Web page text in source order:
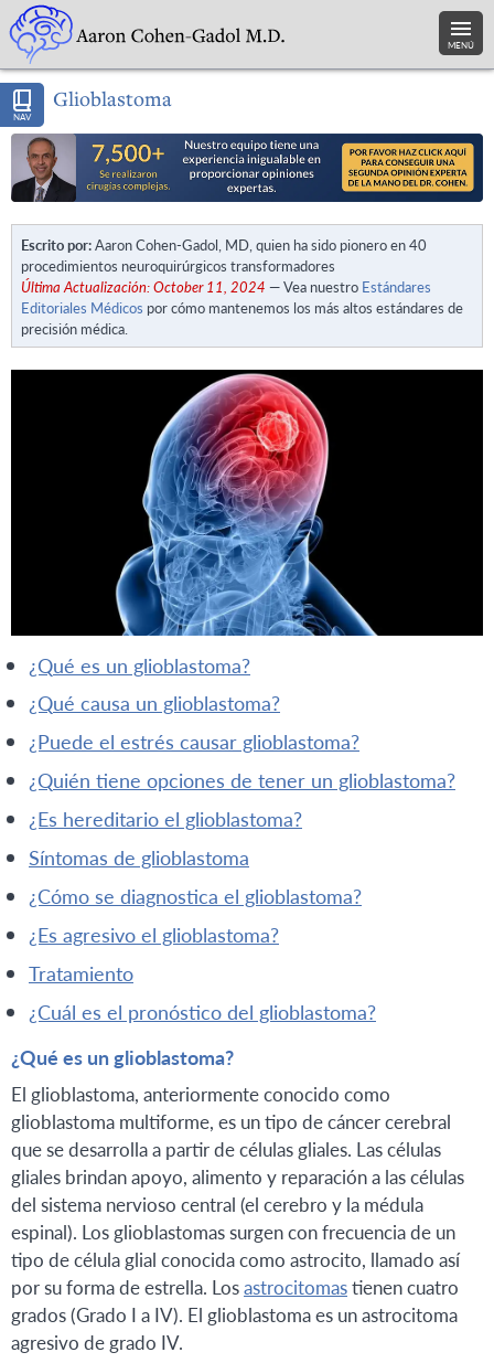
MENÚ
NAV
Glioblastoma
Escrito por:Aaron Cohen-Gadol, MD, quien ha sido pionero en 40
procedimientos neuroquirúrgicos transformadores
Última Actualización: October 11, 2024 — Vea nuestro Estándares
Editoriales Médicos por cómo mantenemos los más altos estándares de
precisión médica.
¿qué es un glioblastoma?
¿qué causa un glioblastoma?
¿puede el estrés causar glioblastoma?
¿quién tiene opciones de tener un glioblastoma?
¿es hereditario el glioblastoma?
síntomas de glioblastoma
¿cómo se diagnostica el glioblastoma?
¿es agresivo el glioblastoma?
tratamiento
¿cuál es el pronóstico del glioblastoma?
¿Qué es un glioblastoma?
El glioblastoma, anteriormente conocido como
glioblastoma multiforme, es un tipo de cáncer cerebral
que se desarrolla a partir de células gliales. Las células
gliales brindan apoyo, alimento y reparación a las células
del sistema nervioso central (el cerebro y la médula
espinal). Los glioblastomas surgen con frecuencia de un
tipo de célula glial conocida como astrocito, llamado así
por su forma de estrella. Losastrocitomastienen cuatro
grados (Grado I a IV). El glioblastoma es un astrocitoma
agresivo de grado IV.